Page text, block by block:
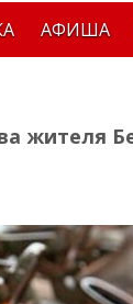
АФИША
жителя